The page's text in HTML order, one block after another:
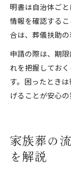
明書は自治体ご
情報を確認する
合は、葬儀扶助の
申請の際は、期
れを把握してお
す。困ったとき
げることが安心の
家族葬の
を解説